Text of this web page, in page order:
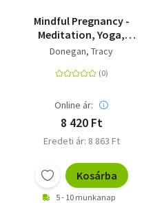
Mindful Pregnancy -
Meditation, Yoga,
Hypnobirthing,
Nutrition - Trimester
Donegan, Tracy
Online ár:
8 420 Ft
Eredeti ár: 8 863 Ft
Kosárba
5 - 10 munkanap